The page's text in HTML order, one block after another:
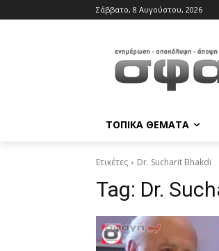
Σάββατο, 8 Αυγούστου, 2026
ΤΟΠΙΚΑ ΘΕΜΑΤΑ
Ετικέτες Dr. Sucharit Bhakdi
Tag: Dr.